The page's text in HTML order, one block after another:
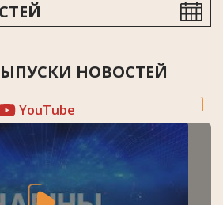
НОВОСТЕЙ
YouTube